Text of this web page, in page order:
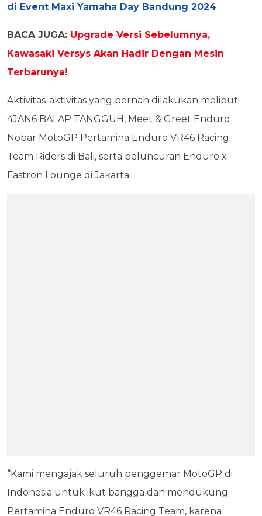
di Event Maxi Yamaha Day Bandung 2024
BACA JUGA: Upgrade Versi Sebelumnya,
Kawasaki Versys Akan Hadir Dengan Mesin
Terbarunya!
Aktivitas-aktivitas yang pernah dilakukan meliputi
4JAN6 BALAP TANGGUH, Meet & Greet Enduro
Nobar MotoGP Pertamina Enduro VR46 Racing
Team Riders di Bali, serta peluncuran Enduro x
Fastron Lounge di Jakarta.
“Kami mengajak seluruh penggemar MotoGP di
Indonesia untuk ikut bangga dan mendukung
Pertamina Enduro VR46 Racing Team, karena